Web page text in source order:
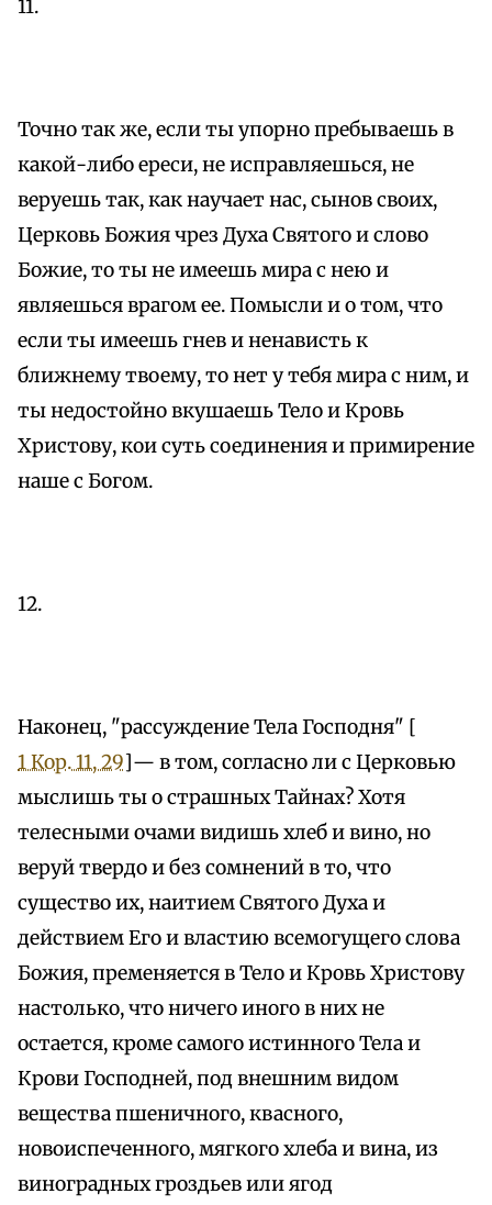
11.
Точно так же, если ты упорно пребываешь в
какой-либо ереси, не исправляешься, не
веруешь так, как научает нас, сынов своих,
Церковь Божия чрез Духа Святого и слово
Божие, то ты не имеешь мира с нею и
являешься врагом ее. Помысли и о том, что
если ты имеешь гнев и ненависть к
ближнему твоему, то нет у тебя мира с ним, и
ты недостойно вкушаешь Тело и Кровь
Христову, кои суть соединения и примирение
наше с Богом.
12.
Наконец, "рассуждение Тела Господня" [
1 Кор. 11, 29]— в том, согласно ли с Церковью
мыслишь ты о страшных Тайнах? Хотя
телесными очами видишь хлеб и вино, но
веруй твердо и без сомнений в то, что
существо их, наитием Святого Духа и
действием Его и властию всемогущего слова
Божия, пременяется в Тело и Кровь Христову
настолько, что ничего иного в них не
остается, кроме самого истинного Тела и
Крови Господней, под внешним видом
вещества пшеничного, квасного,
новоиспеченного, мягкого хлеба и вина, из
виноградных гроздьев или ягод